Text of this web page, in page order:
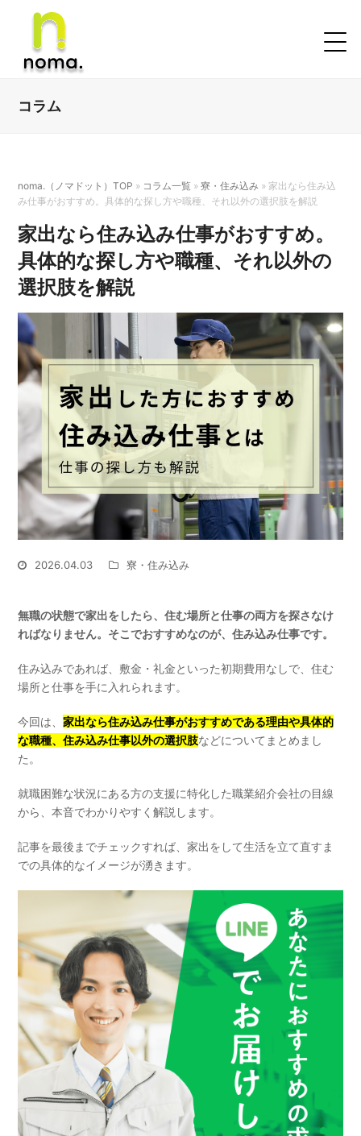
コラム
noma.（ノマドット）TOP » コラム一覧 »寮・住み込み » 家出なら住み込
み仕事がおすすめ。具体的な探し方や職種、それ以外の選択肢を解説
家出なら住み込み仕事がおすすめ。
具体的な探し方や職種、それ以外の
選択肢を解説
2026.04.03 寮・住み込み
無職の状態で家出をしたら、住む場所と仕事の両方を探さなけ
ればなりません。そこでおすすめなのが、住み込み仕事です。
住み込みであれば、敷金・礼金といった初期費用なしで、住む
場所と仕事を手に入れられます。
今回は、家出なら住み込み仕事がおすすめである理由や具体的
な職種、住み込み仕事以外の選択肢などについてまとめまし
た。
就職困難な状況にある方の支援に特化した職業紹介会社の目線
から、本音でわかりやすく解説します。
記事を最後までチェックすれば、家出をして生活を立て直すま
での具体的なイメージが湧きます。